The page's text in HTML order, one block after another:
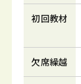
初回教材
欠席繰越